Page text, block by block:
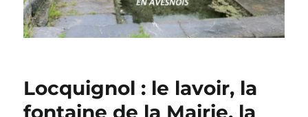
Locquignol : le lavoir, la
fontaine de la Mairie, la